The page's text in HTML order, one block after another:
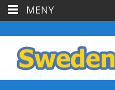
MENY